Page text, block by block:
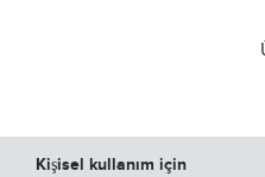
Kişisel kullanım için